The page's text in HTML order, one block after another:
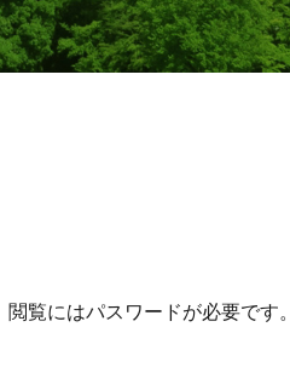
閲覧にはパスワードが必要です。